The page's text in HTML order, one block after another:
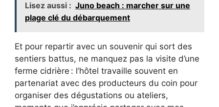
Lisez aussi : Juno beach : marcher sur une
plage clé du débarquement
Et pour repartir avec un souvenir qui sort des
sentiers battus, ne manquez pas la visite d’une
ferme cidrière : l’hôtel travaille souvent en
partenariat avec des producteurs du coin pour
organiser des dégustations ou ateliers,